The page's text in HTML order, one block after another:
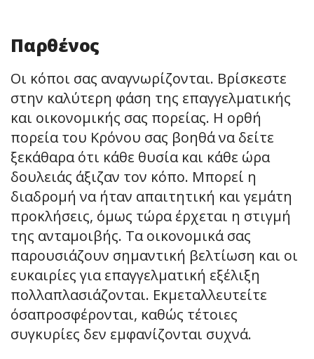
Παρθένος
Οι κόποι σας αναγνωρίζονται. Βρίσκεστε
στην καλύτερη φάση της επαγγελματικής
και οικονομικής σας πορείας. Η ορθή
πορεία του Κρόνου σας βοηθά να δείτε
ξεκάθαρα ότι κάθε θυσία και κάθε ώρα
δουλειάς άξιζαν τον κόπο. Μπορεί η
διαδρομή να ήταν απαιτητική και γεμάτη
προκλήσεις, όμως τώρα έρχεται η στιγμή
της ανταμοιβής. Τα οικονομικά σας
παρουσιάζουν σημαντική βελτίωση και οι
ευκαιρίες για επαγγελματική εξέλιξη
πολλαπλασιάζονται. Εκμεταλλευτείτε
όσαπροσφέρονται, καθώς τέτοιες
συγκυρίες δεν εμφανίζονται συχνά.